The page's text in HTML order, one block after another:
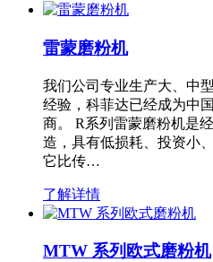
雷蒙磨粉机
我们公司专业生产大、中
经验，科菲达已经成为中
商。 R系列雷蒙磨粉机是
造，具有低损耗、投资小
它比传…
了解详情
MTW 系列欧式磨粉机